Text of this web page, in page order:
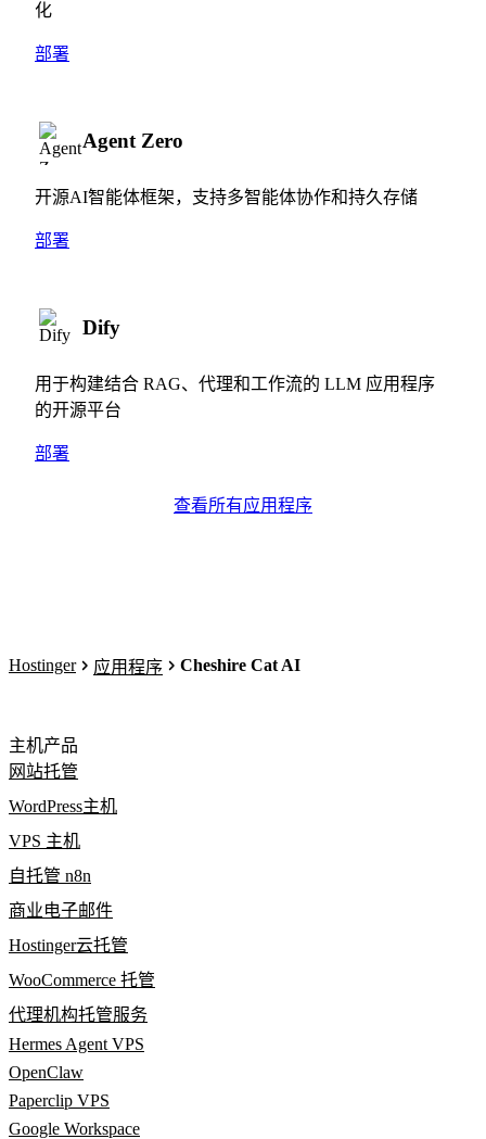
化
部署
Agent Zero
开源AI智能体框架，支持多智能体协作和持久存储
部署
Dify
用于构建结合 RAG、代理和工作流的 LLM 应用程序
的开源平台
部署
查看所有应用程序
Hostinger 应用程序 Cheshire Cat AI
主机产品
网站托管
WordPress主机
VPS 主机
自托管 n8n
商业电子邮件
Hostinger云托管
WooCommerce 托管
代理机构托管服务
Hermes Agent VPS
OpenClaw
Paperclip VPS
Google Workspace